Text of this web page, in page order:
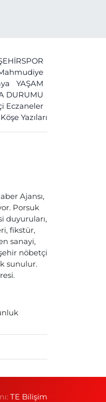
YAŞAM
DURUMU
Eczaneler
Yazıları
Ajansı,
Porsuk
duyuruları,
fikstür,
sanayi,
nöbetçi
sunulur.
TE Bilişim